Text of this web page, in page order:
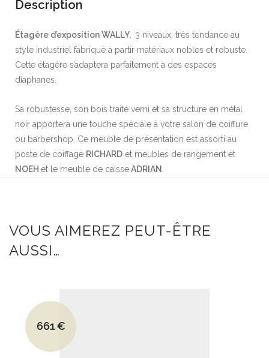
Description
Étagère d’exposition WALLY, 3 niveaux, très tendance au
style industriel fabriqué à partir matériaux nobles et robuste.
Cette étagère s’adaptera parfaitement à des espaces
diaphanes.
Sa robustesse, son bois traité verni et sa structure en métal
noir apportera une touche spéciale à votre salon de coiffure
ou barbershop. Ce meuble de présentation est assorti au
poste de coiffage RICHARD et meubles de rangement et
NOEH et le meuble de caisseADRIAN
VOUS AIMEREZ PEUT-ÊTRE
AUSSI…
Le prix initial était : 1294€.
661€
Le prix actuel est : 661€.